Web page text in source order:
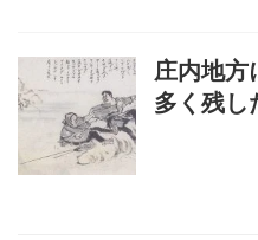
庄内地方
多く残し